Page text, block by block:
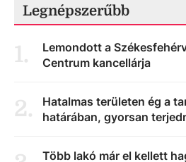
Legnépszerűbb
1.
Lemondott a
Centrum kancellárja
2.
Hatalmas területen ég a
határában, gyorsan
Több lakó már el kellett